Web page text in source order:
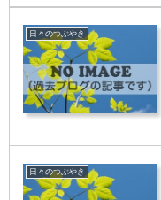
日々のつぶやき
日々のつぶやき